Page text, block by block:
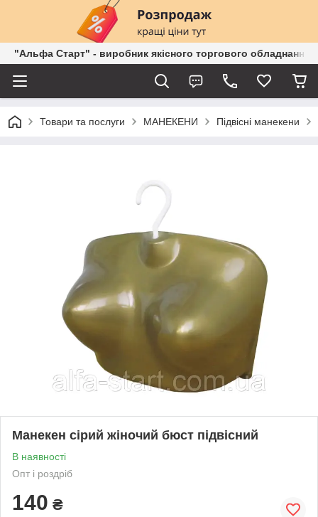
"Альфа Старт" - виробник якісного торгового обладнання
Товари та послуги МАНЕКЕНИ Підвісні манекени
Манекен сірий жіночий бюст підвісний
В наявності
Опт і роздріб
140 ₴